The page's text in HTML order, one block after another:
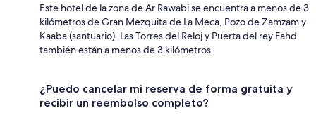
Este hotel de la zona de Ar Rawabi se encuentra a menos de 3
kilómetros de Gran Mezquita de La Meca, Pozo de Zamzam y
Kaaba (santuario). Las Torres del Reloj y Puerta del rey Fahd
también están a menos de 3 kilómetros.
¿Puedo cancelar mi reserva de forma gratuita y
recibir un reembolso completo?